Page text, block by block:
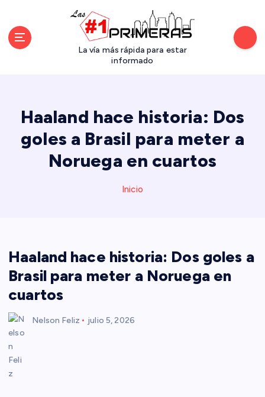
La vía más rápida para estar
informado
Haaland hace historia: Dos
goles a Brasil para meter a
Noruega en cuartos
Inicio
Haaland hace historia: Dos goles a
Brasil para meter a Noruega en
cuartos
Nelson Feliz julio 5, 2026